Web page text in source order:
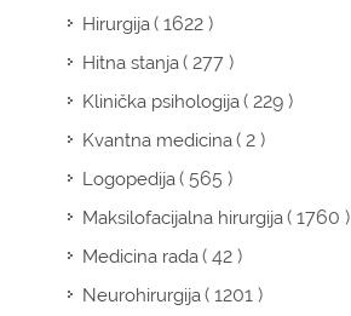
Hirurgija( 1622 )
Hitna stanja( 277 )
Klinička psihologija( 229 )
Kvantna medicina( 2 )
Logopedija( 565 )
Maksilofacijalna hirurgija( 1760 )
Medicina rada( 42 )
Neurohirurgija( 1201 )